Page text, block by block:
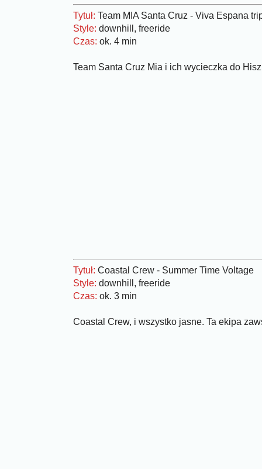
Tytuł: Team MIA Santa Cruz - Viva Espana
Style: downhill, freeride
Czas: ok. 4 min
Team Santa Cruz Mia i ich wycieczka do
Tytuł: Coastal Crew - Summer Time Voltage
Style: downhill, freeride
Czas: ok. 3 min
Coastal Crew, i wszystko jasne. Ta ekipa